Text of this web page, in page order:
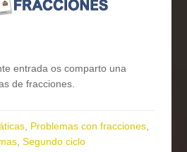
entrada os comparto una
de fracciones.
, Problemas con fracciones,
,Segundo ciclo